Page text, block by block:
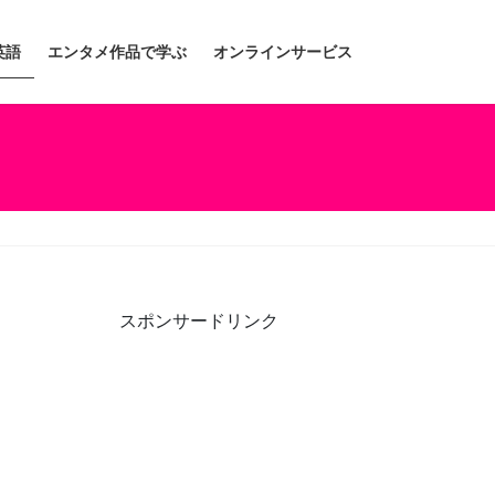
語 エンタメ作品で学ぶ オンラインサービス
スポンサードリンク